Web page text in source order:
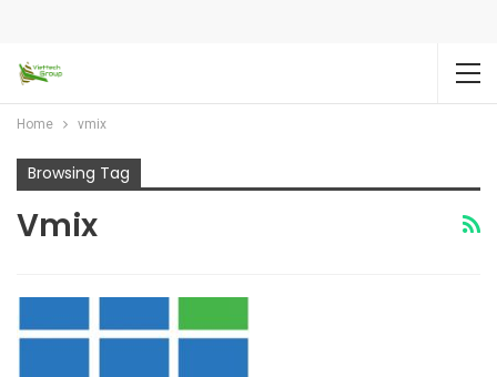
Home vmix
Browsing Tag
Vmix